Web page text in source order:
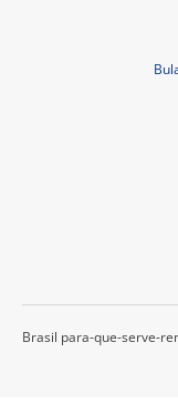
Brasil para-que-serve-